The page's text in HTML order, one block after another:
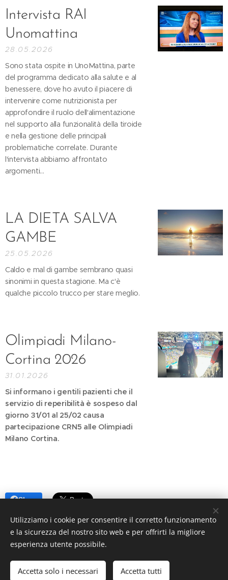
Intervista RAI
Unomattina
28.05.2026
Sono stata ospite in UnoMattina, parte
del programma dedicato alla salute e al
benessere, dove ho avuto il piacere di
intervenire come nutrizionista per
approfondire il ruolo dell'alimentazione
nel supporto alla funzionalità della tiroide
e nella gestione delle principali
problematiche correlate. Durante
l'intervista abbiamo affrontato
argomenti...
LA DIETA SALVA
GAMBE
25.05.2026
Caldo e mal di gambe sembrano quasi
sinonimi in questa stagione. Ma c'è
qualche piccolo trucco per stare meglio.
Olimpiadi Milano-
Cortina 2026
31.01.2026
Si informano i gentili pazienti che il
servizio di reperibilità è sospeso dal
giorno 31/01 al 25/02 causa
partecipazione CRN5 alle Olimpiadi
Milano Cortina.
Share
P.iva06556860960
Powered by
Webnode Cookies
Utilizziamo i cookie per consentire il corretto funzionamento
e la sicurezza del nostro sito web e per offrirti la migliore
esperienza utente possibile.
Accetta solo i necessari Accetta tutti